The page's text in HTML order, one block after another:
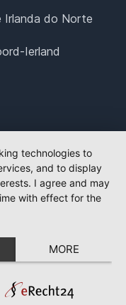
Irlanda do Norte
Ierland
technologies to
and to display
I agree and may
with effect for the
MORE